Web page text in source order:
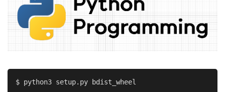
$ python3 setup.py bdist_wheel